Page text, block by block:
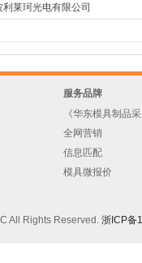
利莱珂光电有限公司
服务品牌
《华东模具制品采
全网营销
信息匹配
模具微报价
All Rights Reserved. 浙ICP备